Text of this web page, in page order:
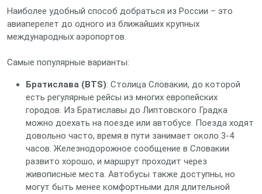
Наиболее удобный способ добраться из России – это
авиаперелет до одного из ближайших крупных
международных аэропортов.
Самые популярные варианты:
Братислава (BTS): Столица Словакии, до которой
есть регулярные рейсы из многих европейских
городов. Из Братиславы до Липтовского Градка
можно доехать на поезде или автобусе. Поезда ходят
довольно часто, время в пути занимает около 3-4
часов. Железнодорожное сообщение в Словакии
развито хорошо, и маршрут проходит через
живописные места. Автобусы также доступны, но
могут быть менее комфортными для длительной